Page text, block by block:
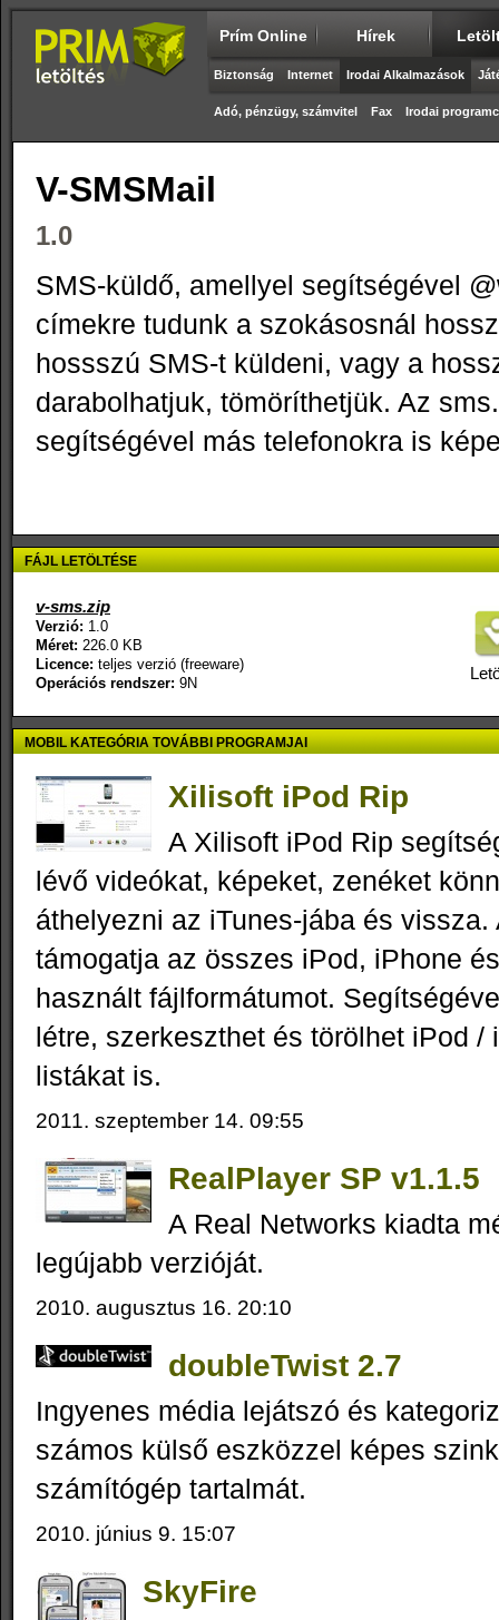
Prím Online Hírek
Biztonság Internet Irodai Alkalmazások
Adó, pénzügy, számvitel Fax Irodai
V-SMSMail
1.0
SMS-küldő, amellyel segítségével
címekre tudunk a szokásosnál
hossszú SMS-t küldeni, vagy a
darabolhatjuk, tömöríthetjük. Az
segítségével más telefonokra is
FÁJL LETÖLTÉSE
v-sms.zip
Verzió: 1.0
Méret: 226.0 KB
Licence: teljes verzió (freeware)
Operációs rendszer: 9N
MOBIL KATEGÓRIA TOVÁBBI PROGRAMJAI
Xilisoft iPod Rip
A Xilisoft iPod Rip
lévő videókat, képeket, zenéket
áthelyezni az iTunes-jába és vissza.
támogatja az összes iPod, iPhone
használt fájlformátumot.
létre, szerkeszthet és törölhet iPod /
listákat is.
2011. szeptember 14. 09:55
RealPlayer SP v1.1.5
A Real Networks kiadta
legújabb verzióját.
2010. augusztus 16. 20:10
doubleTwist 2.7
Ingyenes média lejátszó és
számos külső eszközzel képes
számítógép tartalmát.
2010. június 9. 15:07
SkyFire